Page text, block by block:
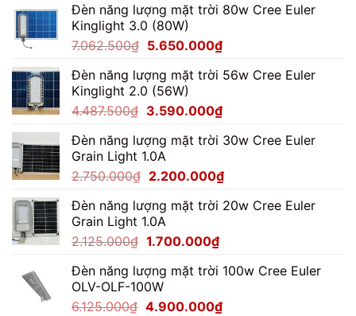
Hàng
Đèn năng lượng mặt trời 80w Cree Euler
Kinglight 3.0 (80W)
7.062.500₫ Giá
là:
7.062.500₫.
5.650.000₫Giá
tại
5.650.000₫.
Đèn năng lượng mặt trời 56w Cree Euler
Kinglight 2.0 (56W)
4.487.500₫ Giá
là:
4.487.500₫.
3.590.000₫Giá
tại
3.590.000₫.
Đèn năng lượng mặt trời 30w Cree Euler
Grain Light 1.0A
2.750.000₫ Giá
là:
2.750.000₫.
2.200.000₫Giá
tại
Đèn năng lượng mặt trời 20w Cree Euler
Grain Light 1.0A
2.125.000₫ Giá
là:
2.125.000₫.
1.700.000₫Giá
tại
1.700.000₫.
Đèn năng lượng mặt trời 100w Cree Euler
OLV-OLF-100W
6.125.000₫ Giá
4.900.000₫Giá